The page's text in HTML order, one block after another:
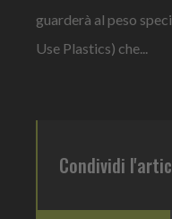
guarderà al peso
Use Plastics) che...
Condividi